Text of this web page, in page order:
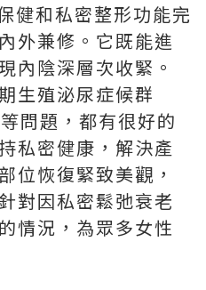
健和私密整形功能完
外兼修。它既能進
內陰深層次收緊。
生殖泌尿症候群
問題，都有很好的
私密健康，解決產
位恢復緊致美觀，
對因私密鬆弛衰老
情況，為眾多女性